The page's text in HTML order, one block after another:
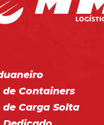
Containers
Carga Solta